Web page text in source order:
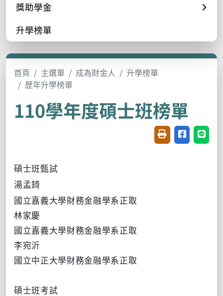
獎助學金
升學榜單
首頁 主選單 成為財金人
升學榜單
歷年升學榜單
110學年度碩士班榜單
友善列印(開新視
分享至臉書
分享
碩士班甄試
湯孟錡
國立嘉義大學財務金融學系正取
林家慶
國立嘉義大學財務金融學系正取
李宛沂
國立中正大學財務金融學系正取
碩士班考試